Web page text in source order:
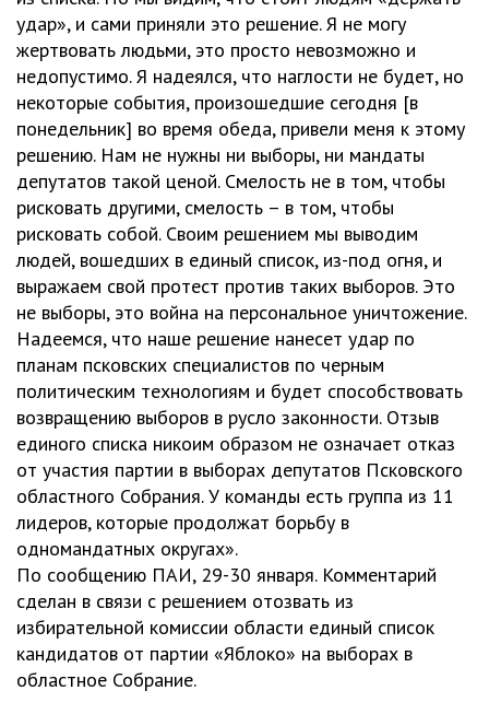
удар», и сами приняли это решение. Я не могу
жертвовать людьми, это просто невозможно и
недопустимо. Я надеялся, что наглости не будет, но
некоторые события, произошедшие сегодня [в
понедельник] во время обеда, привели меня к этому
решению. Нам не нужны ни выборы, ни мандаты
депутатов такой ценой. Смелость не в том, чтобы
рисковать другими, смелость – в том, чтобы
рисковать собой. Своим решением мы выводим
людей, вошедших в единый список, из-под огня, и
выражаем свой протест против таких выборов. Это
не выборы, это война на персональное уничтожение.
Надеемся, что наше решение нанесет удар по
планам псковских специалистов по черным
политическим технологиям и будет способствовать
возвращению выборов в русло законности. Отзыв
единого списка никоим образом не означает отказ
от участия партии в выборах депутатов Псковского
областного Собрания. У команды есть группа из 11
лидеров, которые продолжат борьбу в
одномандатных округах».
По сообщению ПАИ, 29-30 января. Комментарий
сделан в связи с решением отозвать из
избирательной комиссии области единый список
кандидатов от партии «Яблоко» на выборах в
областное Собрание.